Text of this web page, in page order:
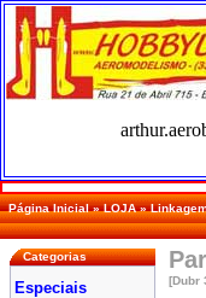
Página Inicial»LOJA»
Categorias
Especiais [Dubr